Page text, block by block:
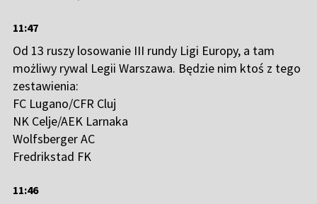
11:47
Od 13 ruszy losowanie III rundy Ligi Europy, a tam
możliwy rywal Legii Warszawa. Będzie nim ktoś z tego
zestawienia:
FC Lugano/CFR Cluj
NK Celje/AEK Larnaka
Wolfsberger AC
Fredrikstad FK
11:46